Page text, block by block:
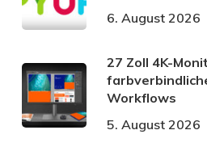
6. August 2026
27 Zoll 4K-
Workflows
5. August 2026